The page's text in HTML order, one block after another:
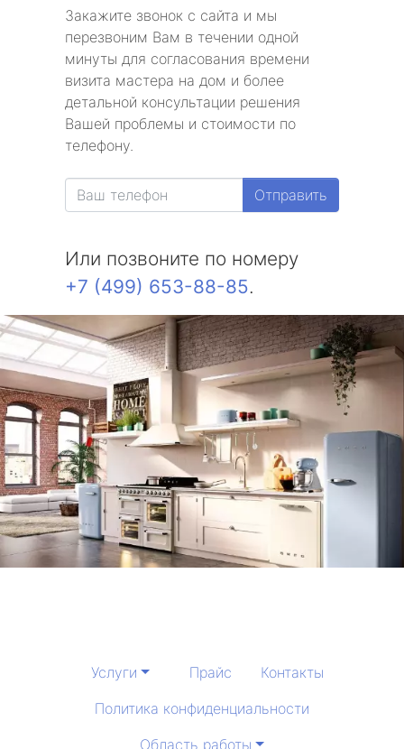
Закажите звонок с сайта и мы
перезвоним Вам в течении одной
минуты для согласования времени
визита мастера на дом и более
детальной консультации решения
Вашей проблемы и стоимости по
телефону.
Отправить
Или позвоните по номеру
+7 (499) 653-88-85.
Услуги Прайс
Контакты
Политика конфиденциальности
Область работы